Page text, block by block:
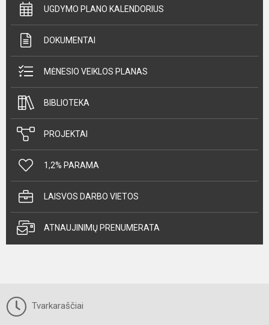
UGDYMO PLANO KALENDORIUS
DOKUMENTAI
MĖNESIO VEIKLOS PLANAS
BIBLIOTEKA
PROJEKTAI
1,2% PARAMA
LAISVOS DARBO VIETOS
ATNAUJINIMŲ PRENUMERATA
Tvarkaraščiai